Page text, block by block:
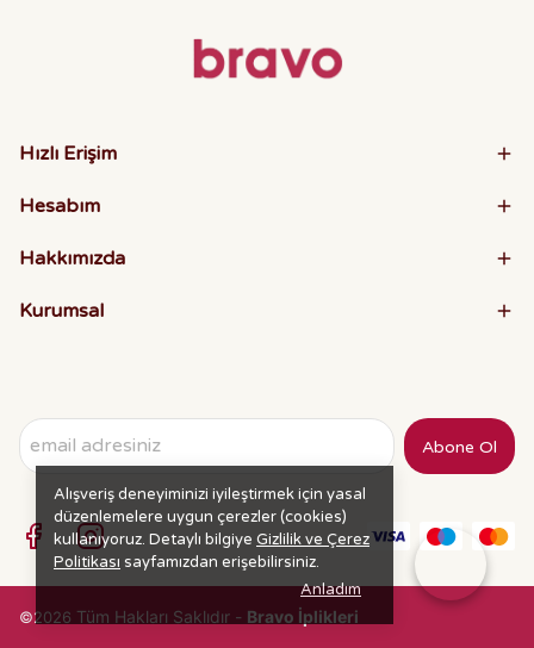
Alışveriş deneyiminizi iyileştirmek için yasal
düzenlemelere uygun çerezler (cookies)
kullanıyoruz. Detaylı bilgiye Gizlilik ve Çerez
Politikası sayfamızdan erişebilirsiniz.
Anladım
Hızlı Erişim
Hesabım
Hakkımızda
Kurumsal
Abone Ol
©2026 Tüm Hakları Saklıdır - Bravo İplikleri